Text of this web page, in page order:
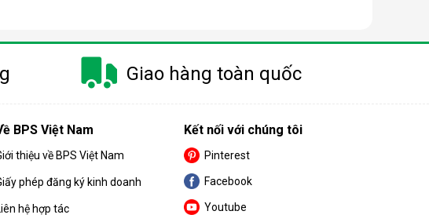
Giao hàng toàn quốc
BPS Việt Nam
thiệu về BPS Việt Nam
phép đăng ký kinh doanh
hệ hợp tác
Kết nối với chúng tôi
Pinterest
Facebook
Youtube